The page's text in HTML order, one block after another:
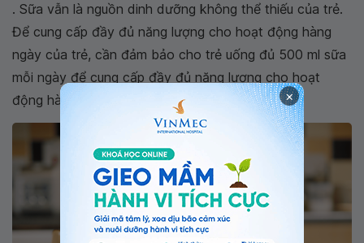
. Sữa vẫn là nguồn dinh dưỡng không thể thiếu của trẻ.
Để cung cấp đầy đủ năng lượng cho hoạt động hàng
ngày của trẻ, cần đảm bảo cho trẻ uống đủ 500 ml sữa
mỗi ngày để cung cấp đầy đủ năng lượng cho hoạt
động hàng ngày của trẻ.
×